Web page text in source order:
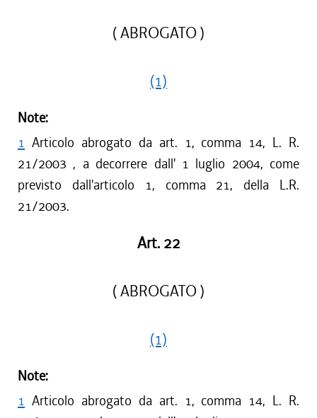
( ABROGATO )
(1)
Note:
1 Articolo abrogato da art. 1, comma 14, L. R.
21/2003 , a decorrere dall' 1 luglio 2004, come
previsto dall'articolo 1, comma 21, della L.R.
21/2003.
Art. 22
( ABROGATO )
(1)
Note:
1 Articolo abrogato da art. 1, comma 14, L. R.